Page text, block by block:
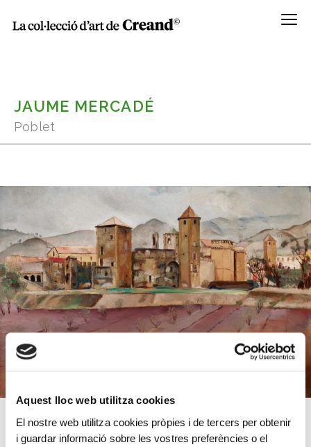
Aquest lloc web utilitza cookies
El nostre web utilitza cookies pròpies i de tercers per obtenir
i guardar informació sobre les vostres preferències o el
Menú
JAUME MERCADÉ
Poblet
Any 1933